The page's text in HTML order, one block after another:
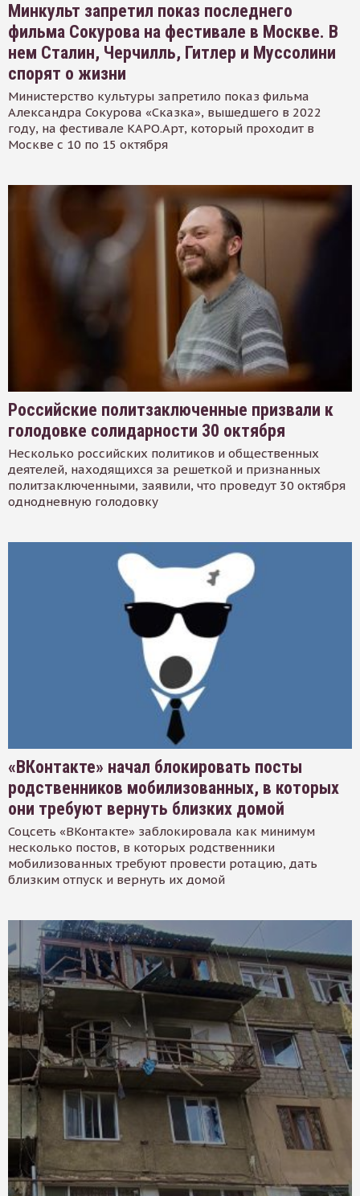
Минкульт запретил показ последнего
фильма Сокурова на фестивале в Москве. В
нем Сталин, Черчилль, Гитлер и Муссолини
спорят о жизни
Министерство культуры запретило показ фильма
Александра Сокурова «Сказка», вышедшего в 2022
году, на фестивале КАРО.Арт, который проходит в
Москве с 10 по 15 октября
Российские политзаключенные призвали к
голодовке солидарности 30 октября
Несколько российских политиков и общественных
деятелей, находящихся за решеткой и признанных
политзаключенными, заявили, что проведут 30 октября
однодневную голодовку
«ВКонтакте» начал блокировать посты
родственников мобилизованных, в которых
они требуют вернуть близких домой
Соцсеть «ВКонтакте» заблокировала как минимум
несколько постов, в которых родственники
мобилизованных требуют провести ротацию, дать
близким отпуск и вернуть их домой